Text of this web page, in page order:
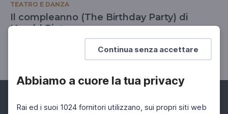
Continua senza accettare
Abbiamo a cuore la tua privacy
Rai ed i suoi 1024 fornitori utilizzano, sui propri siti web
TEATRO E DANZA
Il compleanno (The Birthday Party) di
Harold Pinter
Regia di Peter Stein, con Maddalena Crippa